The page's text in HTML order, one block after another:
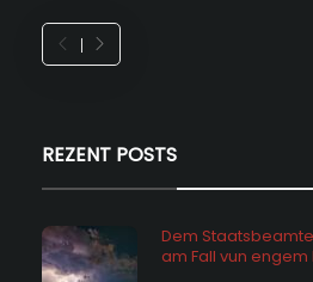
REZENT POSTS
Dem
am Fall vun